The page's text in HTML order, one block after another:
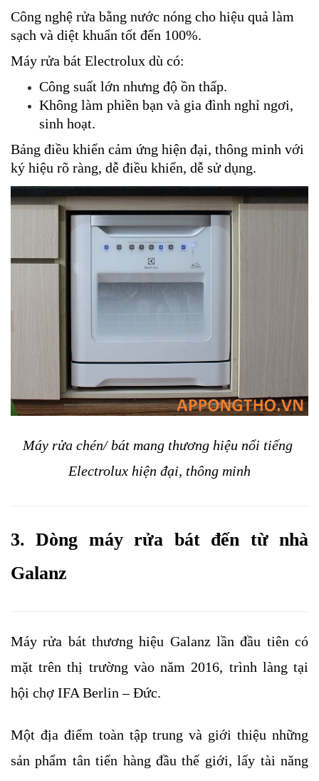
Công nghệ rửa bằng nước nóng cho hiệu quả làm
sạch và diệt khuẩn tốt đến 100%.
Máy rửa bát Electrolux dù có:
Công suất lớn nhưng độ ồn thấp.
Không làm phiền bạn và gia đình nghỉ ngơi,
sinh hoạt.
Bảng điều khiển cảm ứng hiện đại, thông minh với
ký hiệu rõ ràng, dễ điều khiển, dễ sử dụng.
Máy rửa chén/ bát mang thương hiệu nổi tiếng
Electrolux hiện đại, thông minh
3. Dòng máy rửa bát đến từ nhà
Galanz
Máy rửa bát thương hiệu Galanz lần đầu tiên có
mặt trên thị trường vào năm 2016, trình làng tại
hội chợ IFA Berlin – Đức.
Một địa điểm toàn tập trung và giới thiệu những
sản phẩm tân tiến hàng đầu thế giới, lấy tài năng